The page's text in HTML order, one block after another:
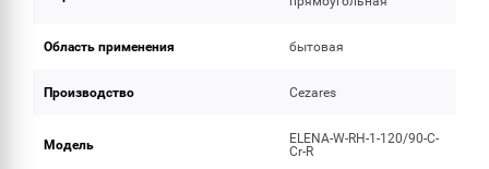
Область применения бытовая
Производство Cezares
Модель
ELENA-W-RH-1-120/90-C-
Cr-R